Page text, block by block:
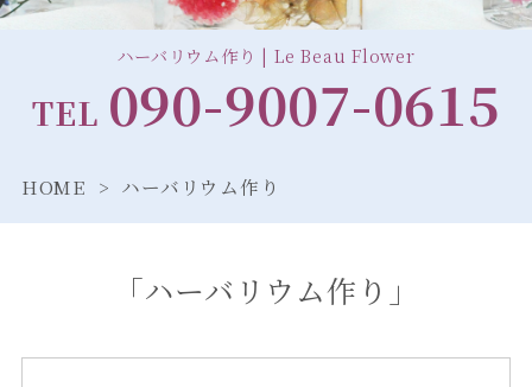
ハーバリウム作り | Le Beau Flower
TEL 090-9007-0615
HOME ハーバリウム作り
「ハーバリウム作り」